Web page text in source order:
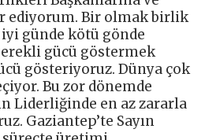
ediyorum. Bir olmak birlik
günde kötü gönde
gücü göstermek
gösteriyoruz. Dünya çok
Bu zor dönemde
Liderliğinde en az zararla
Gaziantep’te Sayın